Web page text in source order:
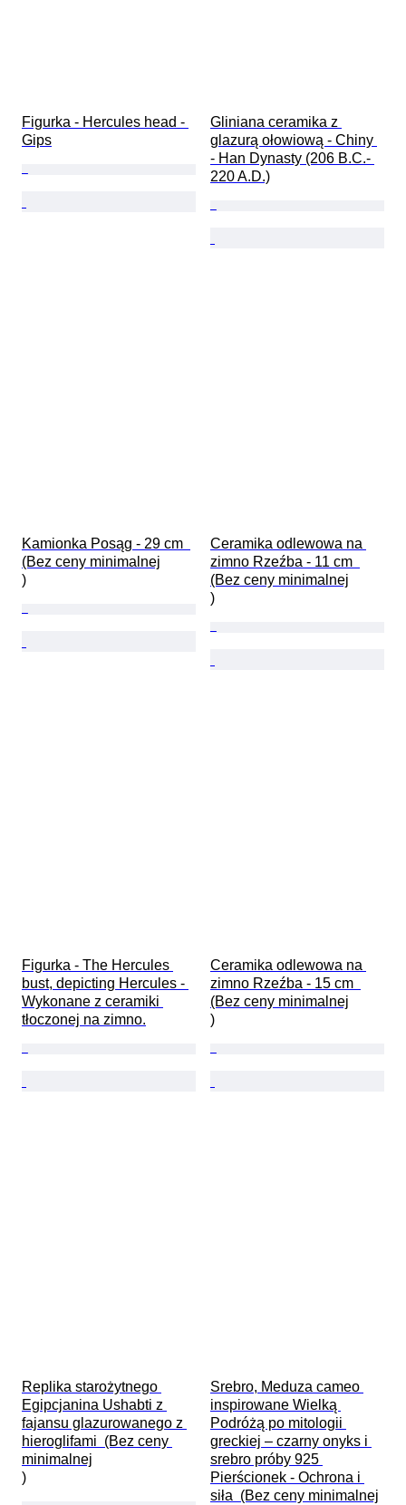
Figurka - Hercules head -
Gips
Gliniana ceramika z
glazurą ołowiową - Chiny
- Han Dynasty (206 B.C.-
220 A.D.)
Kamionka Posąg - 29 cm
(Bez ceny minimalnej
)
Ceramika odlewowa na
zimno Rzeźba - 11 cm
(Bez ceny minimalnej
)
Figurka - The Hercules
bust, depicting Hercules -
Wykonane z ceramiki
tłoczonej na zimno.
Ceramika odlewowa na
zimno Rzeźba - 15 cm
(Bez ceny minimalnej
)
Replika starożytnego
Egipcjanina Ushabti z
fajansu glazurowanego z
hieroglifami  (Bez ceny
minimalnej
)
Srebro, Meduza cameo
inspirowane Wielką
Podróżą po mitologii
greckiej – czarny onyks i
srebro próby 925
Pierścionek - Ochrona i
siła  (Bez ceny minimalnej